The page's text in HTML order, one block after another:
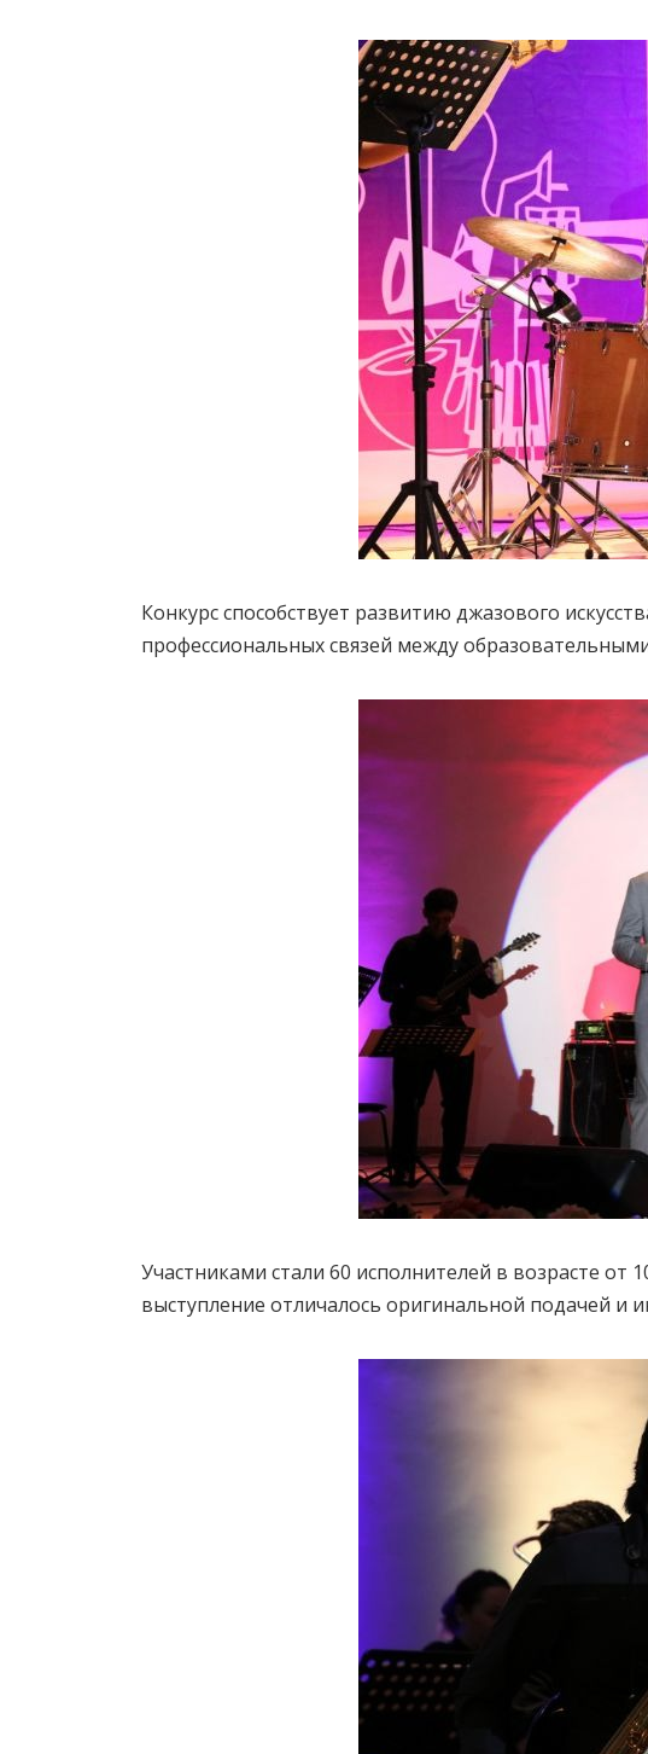
Конкурс способствует развитию джазового
профессиональных связей между
Участниками стали 60 исполнителей в возрасте
выступление отличалось оригинальной подачей и